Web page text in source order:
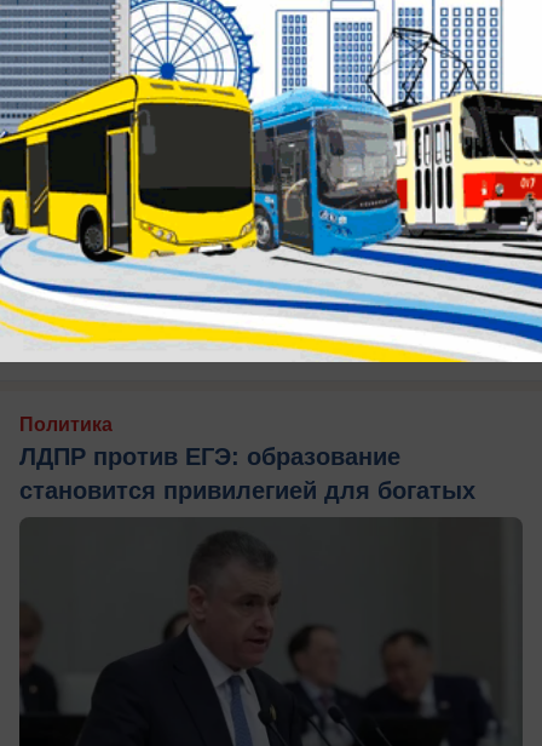
Комментарии
Новые
Никто ещё не оставил комментариев, станьте первым.
Политика
ЛДПР против ЕГЭ: образование
становится привилегией для богатых